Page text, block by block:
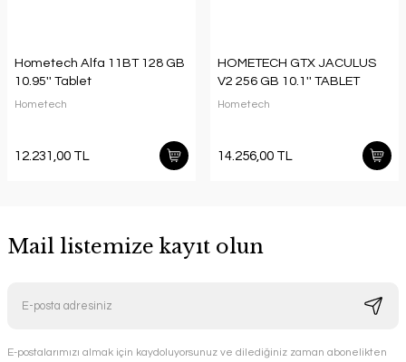
Hometech Alfa 11BT 128 GB
10.95'' Tablet
Hometech
12.231,00 TL
HOMETECH GTX JACULUS
V2 256 GB 10.1'' TABLET
Hometech
14.256,00 TL
Mail listemize kayıt olun
E-postalarımızı almak için kaydoluyorsunuz ve dilediğiniz zaman abonelikten